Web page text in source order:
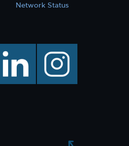
Network Status
linkedin instagram